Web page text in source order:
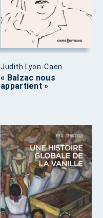
Judith Lyon-Caen
« Balzac nous
appartient »